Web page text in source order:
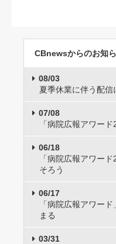
CBnewsからのお知
08/03
夏季休業に伴う配
07/08
「病院広報アワー
06/18
「病院広報アワー
そろう
06/17
「病院広報アワー
まる
03/31